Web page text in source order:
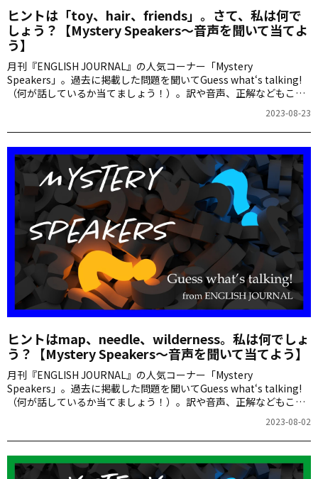
ヒントは「toy、hair、friends」。さて、私は何で
しょう？【Mystery Speakers～音声を聞いて当てよ
う】
月刊『ENGLISH JOURNAL』の人気コーナー「Mystery
Speakers」。過去に掲載した問題を聞いてGuess what‘s talking!
（何が話しているか当てましょう！）。訳や音声、正解などもこち
2023-08-23
ヒントはmap、needle、wilderness。私は何でしょ
う？【Mystery Speakers～音声を聞いて当てよう】
月刊『ENGLISH JOURNAL』の人気コーナー「Mystery
Speakers」。過去に掲載した問題を聞いてGuess what‘s talking!
（何が話しているか当てましょう！）。訳や音声、正解などもこち
2023-08-02